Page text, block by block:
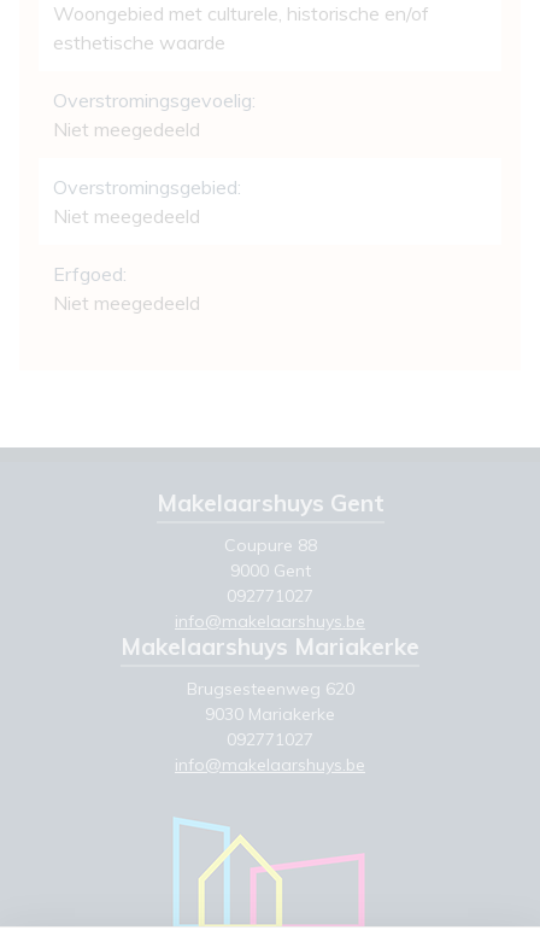
Woongebied met culturele, historische en/of
esthetische waarde
Overstromingsgevoelig:
Niet meegedeeld
Overstromingsgebied:
Niet meegedeeld
Erfgoed:
Niet meegedeeld
Makelaarshuys Gent
Coupure 88
9000 Gent
092771027
info@makelaarshuys.be
Makelaarshuys Mariakerke
Brugsesteenweg 620
9030 Mariakerke
092771027
info@makelaarshuys.be